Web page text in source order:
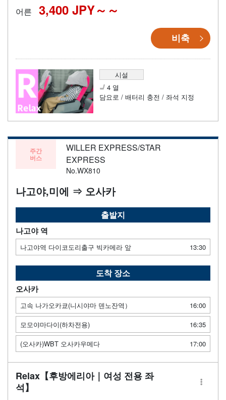
어른 3,400 JPY～
비축
시설
4 열
담요로 / 배터리 충전 / 좌석 지정
주간
버스
WILLER EXPRESS/STAR
EXPRESS
No.WX810
나고야,미에 ⇒ 오사카
출발지
나고야 역
나고야역 다이코도리출구 빅카메라 앞 13:30
도착 장소
오사카
고속 나가오카쿄(니시야마 덴노잔역）
16:00
모모야마다이(하차전용)
16:35
(오사카)WBT 오사카우메다
17:00
Relax【후방에리아｜여성 전용 좌
석】